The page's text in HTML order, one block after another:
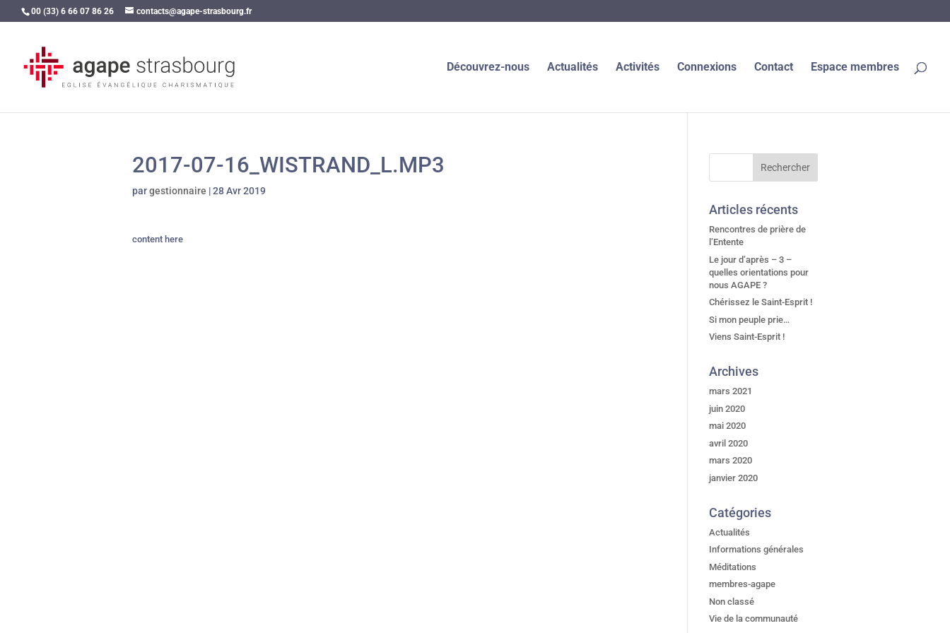
00 (33) 6 66 07 86 26 contacts@agape-strasbourg.fr
Découvrez-nous Actualités Activités Connexions Contact Espace membres
2017-07-16_WISTRAND_L.MP3
pargestionnaire |28 Avr 2019
content here
Articles récents
Rencontres de prière de
l’Entente
Le jour d’après – 3 –
quelles orientations pour
nous AGAPE ?
Chérissez le Saint-Esprit !
Si mon peuple prie…
Viens Saint-Esprit !
Archives
mars 2021
juin 2020
mai 2020
avril 2020
mars 2020
janvier 2020
Catégories
Actualités
Informations générales
Méditations
membres-agape
Non classé
Vie de la communauté